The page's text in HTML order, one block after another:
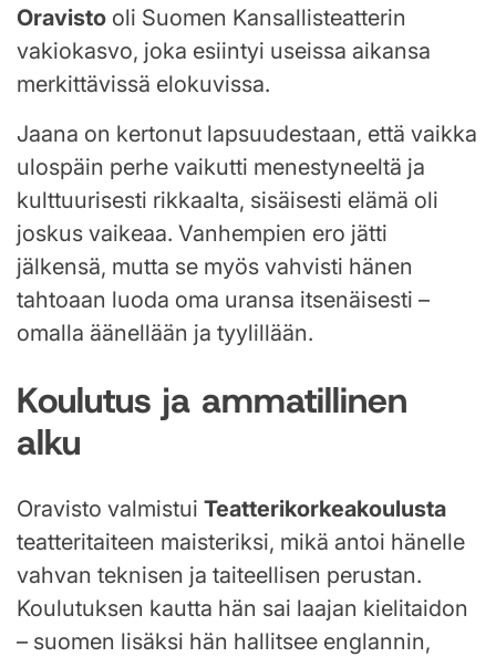
Oravisto oli Suomen Kansallisteatterin
vakiokasvo, joka esiintyi useissa aikansa
merkittävissä elokuvissa.
Jaana on kertonut lapsuudestaan, että vaikka
ulospäin perhe vaikutti menestyneeltä ja
kulttuurisesti rikkaalta, sisäisesti elämä oli
joskus vaikeaa. Vanhempien ero jätti
jälkensä, mutta se myös vahvisti hänen
tahtoaan luoda oma uransa itsenäisesti –
omalla äänellään ja tyylillään.
Koulutus ja ammatillinen
alku
Oravisto valmistui Teatterikorkeakoulusta
teatteritaiteen maisteriksi, mikä antoi hänelle
vahvan teknisen ja taiteellisen perustan.
Koulutuksen kautta hän sai laajan kielitaidon
– suomen lisäksi hän hallitsee englannin,